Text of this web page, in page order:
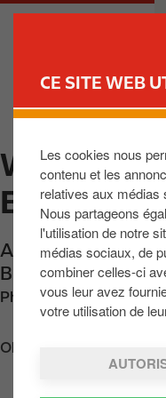
CE SITE WEB
Les cookies nous
contenu et les
relatives aux médias
Nous partageons
l'utilisation de notre
médias sociaux, de
combiner celles-ci
vous leur avez
votre utilisation de
c
o
n
e
n
u
i
c
M
a
E40
Autoroute E40
BE-4300,BE
Phone: +3219326006
Obtenir l'itinéraire